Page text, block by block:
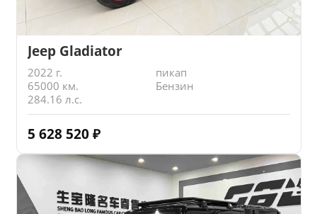
Jeep Gladiator
2022 г.
пикап
65000 км.
Бензин
284.16 л.с.
5 628 520 ₽